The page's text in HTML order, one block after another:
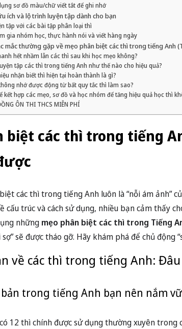
sơ đồ màu/chữ viết tắt để ghi nhớ
ích và lộ trình luyện tập dành cho bạn
tập với các bài tập phân loại thì
gia nhóm học, thực hành nói và viết hàng ngày
mắc thường gặp về mẹo phân biệt các thì trong tiếng Anh
hết nhầm lẫn các thì sau khi học mẹo không?
tập các thì trong tiếng Anh như thế nào cho hiệu quả?
nhận biết thì hiện tại hoàn thành là gì?
nhớ được động từ bất quy tắc thì làm sao?
kết hợp các mẹo, sơ đồ và học nhóm để tăng hiệu quả học thì
ÔN THI THCS MIỄN PHÍ
biệt các thì trong tiếng
các thì trong tiếng Anh luôn là “nỗi ám ảnh”
cấu trúc và cách sử dụng, nhiều bạn cảm thấy
những mẹo phân biệt các thì trong Tiếng
sẽ được tháo gỡ. Hãy khám phá để chủ động
về các thì trong tiếng Anh:
bản trong tiếng Anh bạn nên nắm
12 thì chính được sử dụng thường xuyên trong